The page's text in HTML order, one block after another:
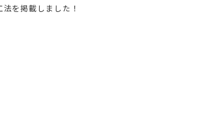
を掲載しました！